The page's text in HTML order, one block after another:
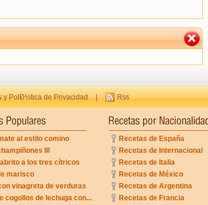
y PolÐ½tica de Privacidad | Rss
al estilo comino
III
a los tres cítricos
marisco
vinagreta de verduras
cogollos de lechuga con...
Recetas de España
Recetas de Internacional
Recetas de Italia
Recetas de México
Recetas de Argentina
Recetas de Francia